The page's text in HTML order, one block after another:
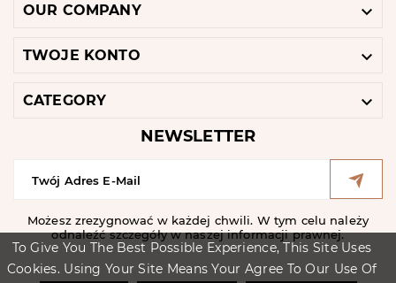
To Give You The Best Possible Experience, This Site Uses
Cookies. Using Your Site Means Your Agree To Our Use Of
OUR COMPANY 
TWOJE KONTO 
CATEGORY 
NEWSLETTER
Możesz zrezygnować w każdej chwili. W tym celu należy
odnaleźć szczegóły w naszej informacji prawnej.